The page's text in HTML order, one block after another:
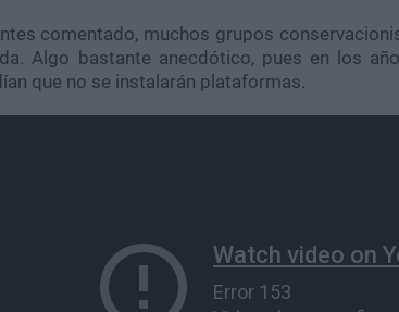
comentado, muchos grupos
Algo bastante anecdótico, pues en los
que no se instalarán plataformas.